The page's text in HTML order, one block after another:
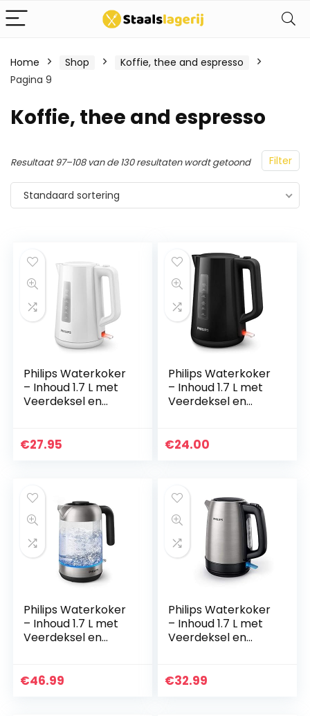
Home Shop
Koffie, thee and espresso
Pagina 9
Koffie, thee and espresso
Filter
Resultaat 97–108 van de 130 resultaten wordt getoond
Standaard sortering
Philips Waterkoker
– Inhoud 1.7 L met
Veerdeksel en
(HD9318/00)
€27.95
Philips Waterkoker
– Inhoud 1.7 L met
Veerdeksel en
(HD9318/20)
€24.00
Philips Waterkoker
– Inhoud 1.7 L met
Veerdeksel en
(HD9339/80)
€46.99
Philips Waterkoker
– Inhoud 1.7 L met
Veerdeksel en
(HD9350/90)
€32.99